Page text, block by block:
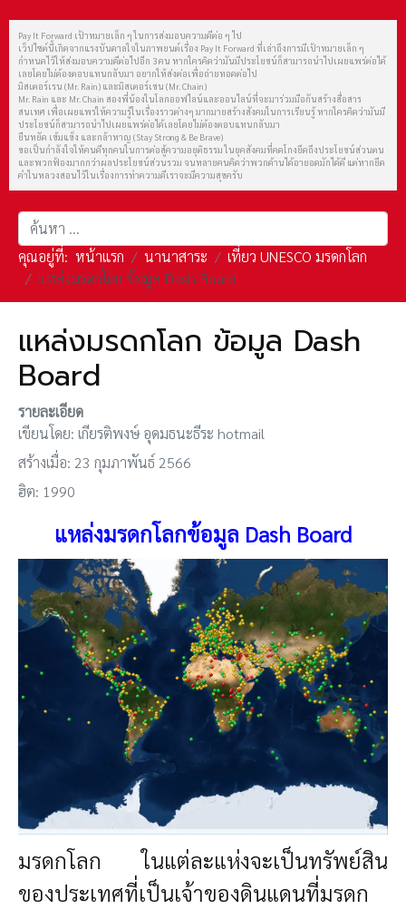
Pay It Forward เป้าหมายเล็ก ๆ ในการส่งมอบความดีต่อ ๆ ไป
เว็ปไซต์นี้เกิดจากแรงบันดาลใจในภาพยนต์เรื่อง Pay It Forward ที่เล่าถึงการมีเป้าหมายเล็ก ๆ
กำหนดไว้ให้ส่งมอบความดีต่อไปอีก 3 คน หากใครคิดว่ามันมีประโยชน์ก็สามารถนำไปเผยแพร่ต่อได้
เลยโดยไม่ต้องตอบแทนกลับมา อยากให้ส่งต่อเพื่อถ่ายทอดต่อไป
มิสเตอร์เรน (Mr. Rain) และมิสเตอร์เชน (Mr. Chain)
Mr. Rain และ Mr. Chain สองพี่น้องในโลกออฟไลน์และออนไลน์ที่จะมาร่วมมือกันสร้างสื่อสาร
สนเทศ เพื่อเผยแพร่ให้ความรู้ในเรื่องราวต่างๆ มากมายสร้างสังคมในการเรียนรู้ หากใครคิดว่ามันมี
ประโยชน์ก็สามารถนำไปเผยแพร่ต่อได้เลยโดยไม่ต้องตอบแทนกลับมา
ยืนหยัด เข้มแข็ง และกล้าหาญ (Stay Strong & Be Brave)
ขอเป็นกำลังใจให้คนดีทุกคนในการต่อสู้ความอยุติธรรม ในยุคสังคมที่คดโกงยึดถึงประโยชน์ส่วนตน
และพวกฟ้องมากกว่าผลประโยชน์ส่วนรวม จนหลายคนคิดว่าพวกด้านได้อายอดมักได้ดี แต่หากยึด
คำในหลวงสอนไว้ในเรื่องการทำความดีเราจะมีความสุขครับ
การค้นหา
คุณอยู่ที่: หน้าแรก นานาสาระ
เที่ยว UNESCO มรดกโลก
แหล่งมรดกโลก ข้อมูล Dash Board
แหล่งมรดกโลก ข้อมูล Dash
Board
รายละเอียด
เขียนโดย: เกียรติพงษ์ อุดมธนะธีระ hotmail
สร้างเมื่อ: 23 กุมภาพันธ์ 2566
ฮิต: 1990
แหล่งมรดกโลกข้อมูล Dash Board
มรดกโลก ในแต่ละแห่งจะเป็นทรัพย์สิน
ของประเทศที่เป็นเจ้าของดินแดนที่มรดก